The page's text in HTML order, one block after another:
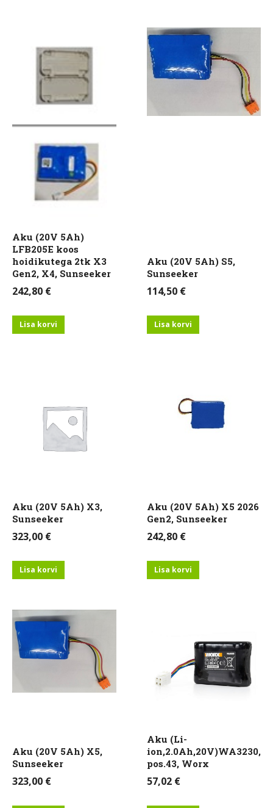
Aku (20V 5Ah)
LFB205E koos
hoidikutega 2tk X3
Gen2, X4, Sunseeker
242,80 €
Lisa korvi
Aku (20V 5Ah) S5,
Sunseeker
114,50 €
Lisa korvi
Aku (20V 5Ah) X3,
Sunseeker
323,00 €
Lisa korvi
Aku (20V 5Ah) X5 2026
Gen2, Sunseeker
242,80 €
Lisa korvi
Aku (20V 5Ah) X5,
Sunseeker
323,00 €
Aku (Li-
ion,2.0Ah,20V)WA3230,
pos.43, Worx
57,02 €